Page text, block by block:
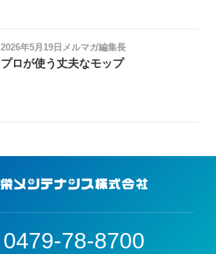
2026年5月19日 メルマガ編集長
プロが使う丈夫なモップ
0479-78-8700